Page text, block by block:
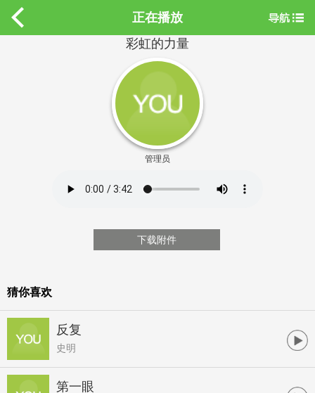
正在播放
彩虹的力量
管理员
下载附件
猜你喜欢
反复
史明
第一眼